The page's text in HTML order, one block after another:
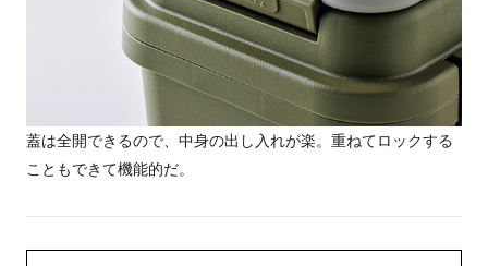
蓋は全開できるので、中身の出し入れが楽。重ねてロックする
こともできて機能的だ。